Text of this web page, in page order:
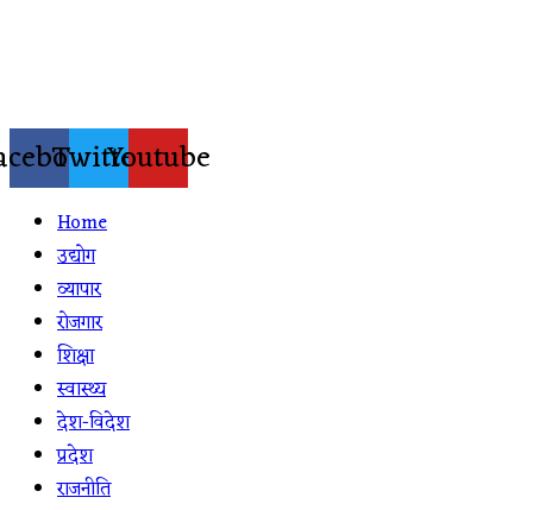
TwitterYoutube
Home
उद्योग
व्यापार
रोजगार
शिक्षा
स्वास्थ्य
देश-विदेश
प्रदेश
राजनीति